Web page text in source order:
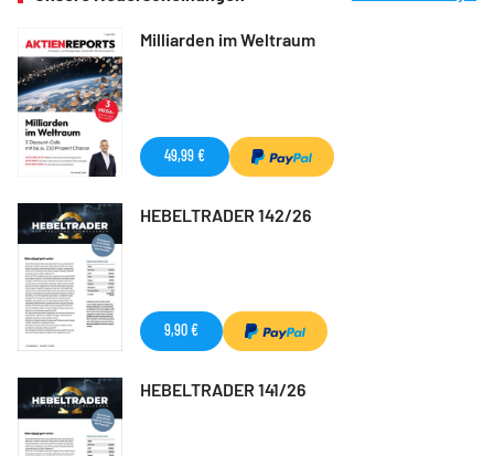
Milliarden im Weltraum
49,99 €
HEBELTRADER 142/26
9,90 €
HEBELTRADER 141/26